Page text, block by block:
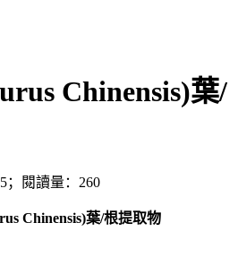
Chinensis)葉/
；閱讀量：260
Chinensis)葉/根提取物